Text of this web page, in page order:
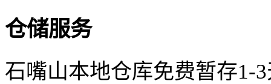
仓储服务
石嘴山本地仓库免费暂存1-